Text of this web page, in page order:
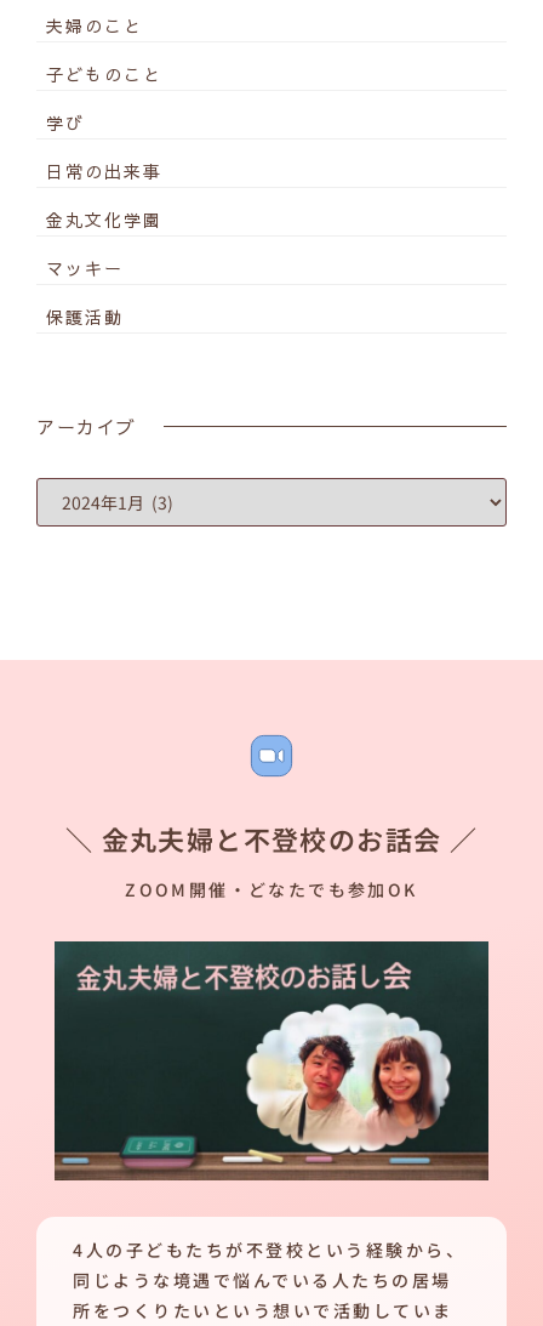
夫婦のこと
子どものこと
学び
日常の出来事
金丸文化学園
マッキー
保護活動
アーカイブ
＼ 金丸夫婦と不登校のお話会 ／
ZOOM開催・どなたでも参加OK
4人の子どもたちが不登校という経験から、
同じような境遇で悩んでいる人たちの居場
所をつくりたいという想いで活動していま